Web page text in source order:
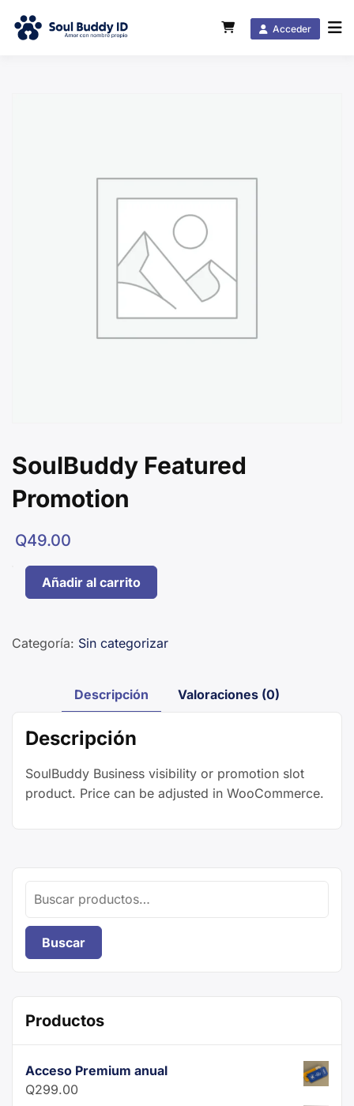
Acceder
SoulBuddy Featured
Promotion
Q49.00
SoulBuddy
Featured
cantidad
Añadir al carrito
Categoría: Sin categorizar
Descripción Valoraciones (0)
Descripción
SoulBuddy Business visibility or promotion slot
product. Price can be adjusted in WooCommerce.
Buscar
Productos
Acceso Premium anual
Q299.00